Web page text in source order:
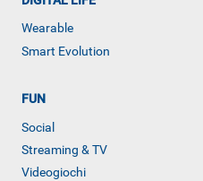
Wearable
Smart Evolution
FUN
Social
Streaming & TV
Videogiochi